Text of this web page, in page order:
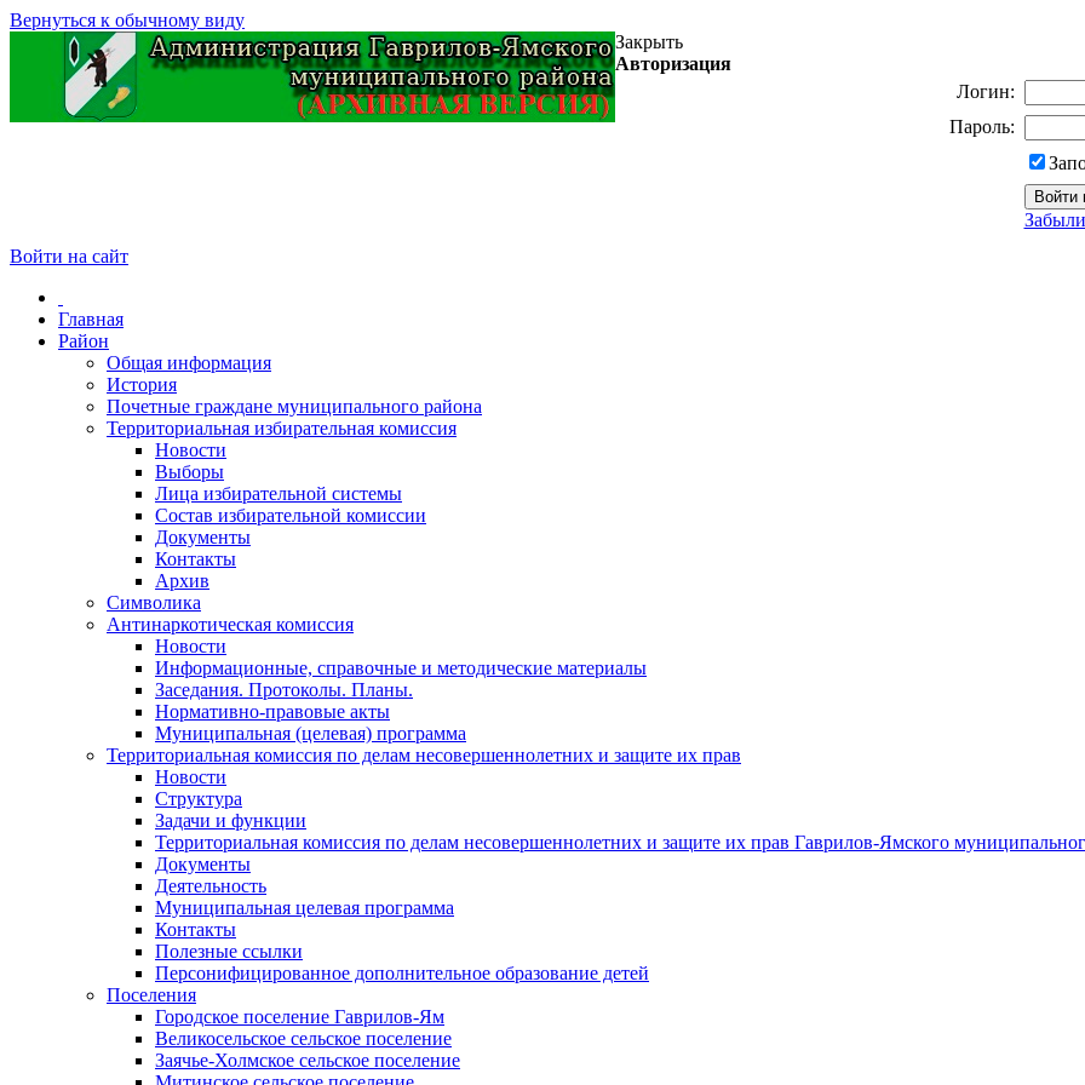
Вернуться к обычному виду
Закрыть
Авторизация
Логин:
Пароль:
Войти на сайт
Главная
Район
Общая информация
История
Почетные граждане муниципального района
Территориальная избирательная комиссия
Новости
Выборы
Лица избирательной системы
Состав избирательной комиссии
Документы
Контакты
Архив
Символика
Антинаркотическая комиссия
Новости
Информационные, справочные и методические материалы
Заседания. Протоколы. Планы.
Нормативно-правовые акты
Муниципальная (целевая) программа
Территориальная комиссия по делам несовершеннолетних и защите их прав
Новости
Структура
Задачи и функции
Территориальная комиссия по делам несовершеннолетних и защите их прав Гаврилов-Ямского
Документы
Деятельность
Муниципальная целевая программа
Контакты
Полезные ссылки
Персонифицированное дополнительное образование детей
Поселения
Городское поселение Гаврилов-Ям
Великосельское сельское поселение
Заячье-Холмское сельское поселение